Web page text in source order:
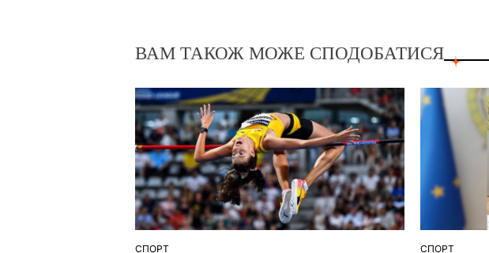
ВАМ ТАКОЖ МОЖЕ СПОДОБАТИСЯ
СПОРТ СПОРТ